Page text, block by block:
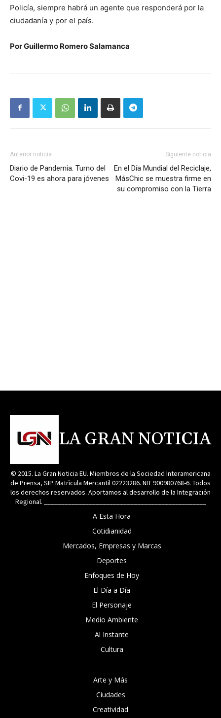
Policía, siempre habrá un agente que responderá por la
ciudadanía y por el país.
Por Guillermo Romero Salamanca
Anterior noticia
Diario de Pandemia. Turno del
Covi-19 es ahora para jóvenes
Siguiente noticia
En el Día Mundial del Reciclaje,
MásChic se muestra firme en
su compromiso con la Tierra
LA GRAN NOTICIA
© 2015. La Gran Noticia EU. Miembros de la Sociedad Interamericana
de Prensa, SIP. Matrìcula Mercantil 02223286. NIT 900980768-6. Todos
los derechos reservados. Aportamos al desarrollo de la Integración
Regional. _______________________________________________
A Esta Hora
Cotidianidad
Mercados, Empresas y Marcas
Deportes
Enfoques de Hoy
El Día a Día
El Personaje
Medio Ambiente
Al Instante
Cultura
Arte y Más
Ciudades
Creatividad